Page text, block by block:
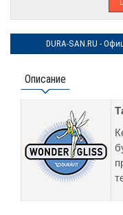
DURA-SAN.RU -
Описание